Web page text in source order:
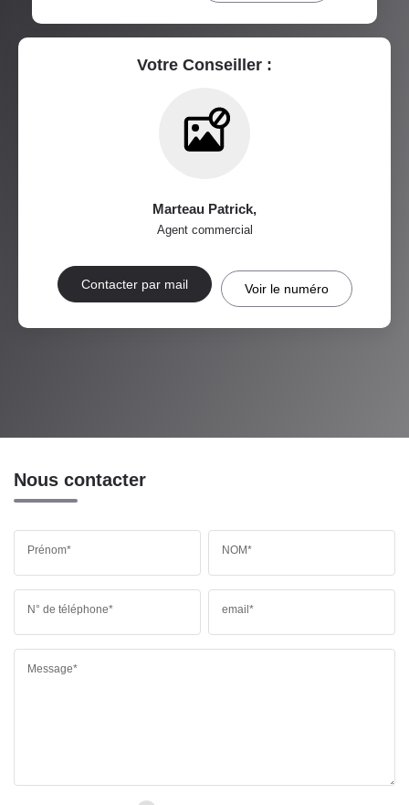
RÉSULTATS DES LYCÉES
RESTAURANTS ET CAFÉS COMMERCES
Votre Conseiller :
Marteau Patrick,
Agent commercial
Contacter par mail Voir le numéro
Nous contacter
Prénom* NOM*
N° de téléphone* email*
Message*